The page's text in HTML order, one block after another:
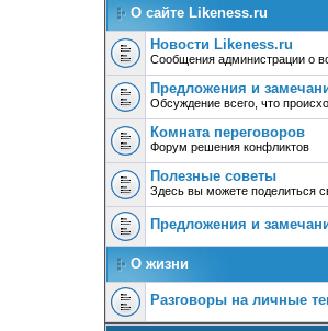
О сайте Likeness.ru
Новости Likeness.ru
Сообщения администрации о
Предложения и
Обсуждение всего, что
Комната переговоров
Форум решения конфликтов
Полезные советы
Здесь вы можете поделиться
Предложения и
О жизни
Разговоры на личные